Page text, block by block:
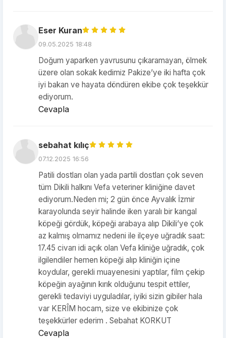
Eser Kuran
09.05.2025 18:48
Doğum yaparken yavrusunu çıkaramayan, ölmek
üzere olan sokak kedimiz Pakize’ye iki hafta çok
iyi bakan ve hayata döndüren ekibe çok teşekkür
ediyorum.
Cevapla
sebahat kılıç
07.12.2025 16:56
Patili dostları olan yada partili dostları çok seven
tüm Dikili halkını Vefa veteriner kliniğine davet
ediyorum.Neden mi; 2 gün önce Ayvalık İzmir
karayolunda seyir halinde iken yaralı bir kangal
köpeği gördük, köpeği arabaya alıp Dikili’ye çok
az kalmış olmamız nedeni ile ilçeye uğradık saat:
17.45 civarı idi açık olan Vefa kliniğe uğradık, çok
ilgilendiler hemen köpeği alıp kliniğin içine
koydular, gerekli muayenesini yaptılar, film çekip
köpeğin ayağının kırık olduğunu tespit ettiler,
gerekli tedaviyi uyguladılar, iyiki sizin gibiler hala
var KERÎM hocam, size ve ekibinize çok
teşekkürler ederim . Sebahat KORKUT
Cevapla